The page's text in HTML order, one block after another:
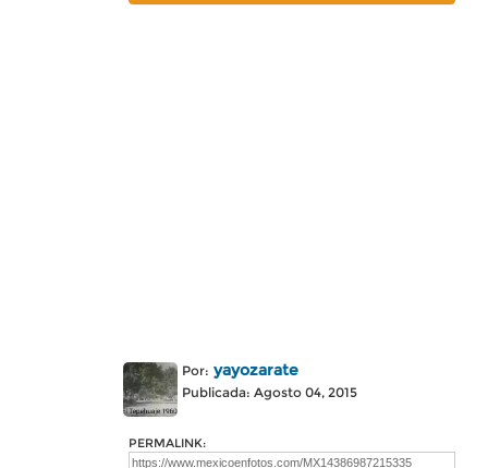
Por: yayozarate
Publicada: Agosto 04, 2015
PERMALINK: